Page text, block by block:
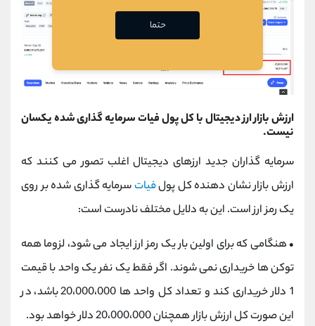
ارزش بازار ارز دیجیتال با کل پول فیات سرمایه گذاری شده یکسان
نیست.
سرمایه گذاران جدید ارزهای دیجیتال اغلب تصور می کنند که
ارزش بازار نشان دهنده کل پولفیات سرمایه گذاری شده بر روی
یک رمز ارز است. این به دلایل مختلف نادرست است:
•هنگامی که برای اولین بار یک رمز ارز ایجاد می شود، لزوما همه
توکن ها خریداری نمی شوند. اگر فقط یک نفر یک واحد با قیمت
1 دلار خریداری کند و تعداد کل واحد ها 20،000،000 باشد، در
این صورت کل ارزش بازار همچنان 20،000،000 دلار خواهد بود.
حتما